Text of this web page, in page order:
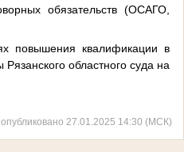
обязательств (ОСАГО,
повышения квалификации в
областного суда на
опубликовано 27.01.2025 14:30 (МСК)